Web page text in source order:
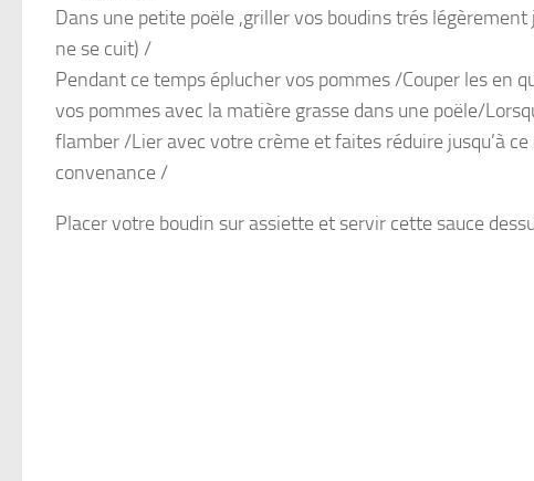
Dans une petite poële ,griller vos boudins trés légèrement
ne se cuit) /
Pendant ce temps éplucher vos pommes /Couper les en
vos pommes avec la matière grasse dans une poële/
flamber /Lier avec votre crème et faites réduire jusqu’à
convenance /
Placer votre boudin sur assiette et servir cette sauce